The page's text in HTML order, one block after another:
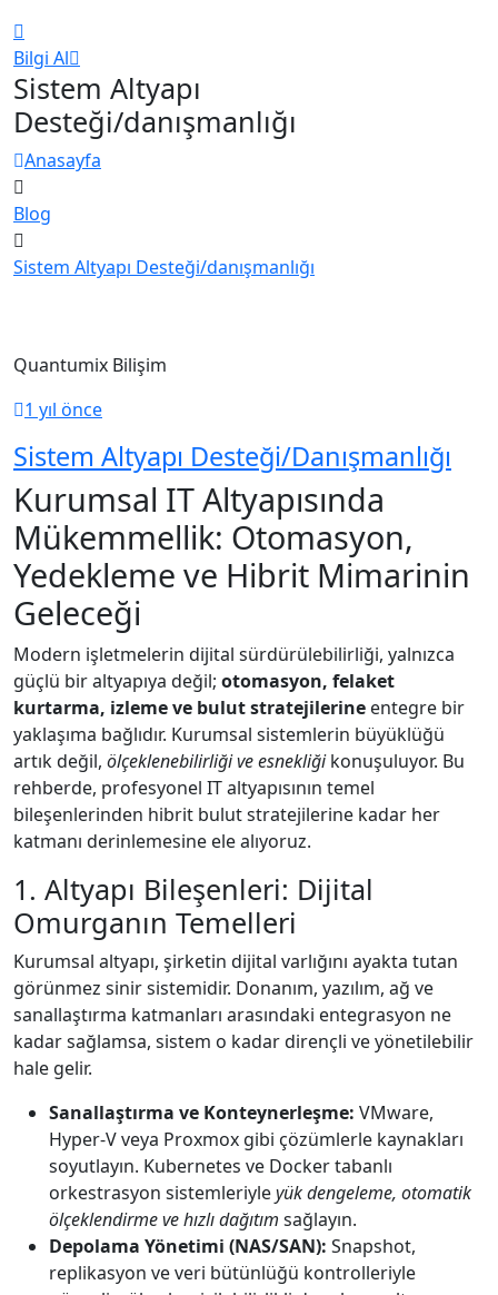
Bilgi Al
Sistem Altyapı
Desteği/danışmanlığı
Anasayfa
Blog
Sistem Altyapı Desteği/danışmanlığı
Quantumix Bilişim
1 yıl önce
Sistem Altyapı Desteği/danışmanlığı
Kurumsal IT Altyapısında
Mükemmellik: Otomasyon,
Yedekleme ve Hibrit Mimarinin
Geleceği
Modern işletmelerin dijital sürdürülebilirliği, yalnızca
güçlü bir altyapıya değil; otomasyon, felaket
kurtarma, izleme ve bulut stratejilerine entegre bir
yaklaşıma bağlıdır. Kurumsal sistemlerin büyüklüğü
artık değil, ölçeklenebilirliği ve esnekliğikonuşuluyor. Bu
rehberde, profesyonel IT altyapısının temel
bileşenlerinden hibrit bulut stratejilerine kadar her
katmanı derinlemesine ele alıyoruz.
1. Altyapı Bileşenleri: Dijital
Omurganın Temelleri
Kurumsal altyapı, şirketin dijital varlığını ayakta tutan
görünmez sinir sistemidir. Donanım, yazılım, ağ ve
sanallaştırma katmanları arasındaki entegrasyon ne
kadar sağlamsa, sistem o kadar dirençli ve yönetilebilir
hale gelir.
Sanallaştırma ve Konteynerleşme: VMware,
Hyper-V veya Proxmox gibi çözümlerle kaynakları
soyutlayın. Kubernetes ve Docker tabanlı
orkestrasyon sistemleriyleyük dengeleme, otomatik
ölçeklendirme ve hızlı dağıtım sağlayın.
Depolama Yönetimi (NAS/SAN): Snapshot,
replikasyon ve veri bütünlüğü kontrolleriyle